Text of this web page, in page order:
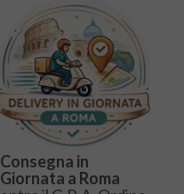
Consegna in
Giornata a Roma